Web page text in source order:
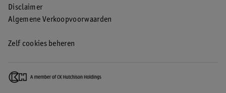
Disclaimer
Algemene Verkoopvoorwaarden
Zelf cookies beheren